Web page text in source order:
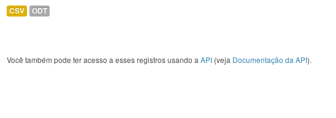
CSV ODT
Você também pode ter acesso a esses registros usando a API (veja Documentação da API).